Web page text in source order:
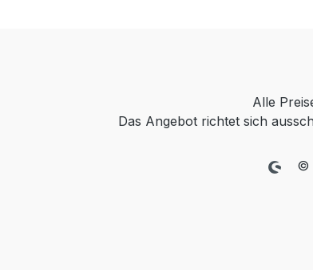
Alle
Das Angebot richtet sich
©